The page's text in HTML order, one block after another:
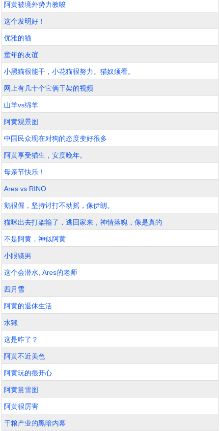
阿黄被境外势力教唆
这个发明好！
优雅的猫
童年的友谊
小黑猫很能干，小花猫很努力。猫奴须看。
网上有几十个它俩干架的视频
山羊vs绵羊
阿黄观景图
中国民众现在对狗的态度变好很多
阿黄享受猫生，安度晚年。
母亲节快乐！
Ares vs RINO
鹅很倔，坚持讨打不动摇，像伊朗。
猫咪出去打架输了，逃回家来，神情落魄，像是真的
不是阿黄，神似阿黄
小眼镜男
这个会潜水, Ares的老师
四月雪
阿黄的退休生活
水獭
这是咋了？
阿黄不近美色
阿黄玩的很开心
阿黄赏雪图
阿黄很厉害
干粮产业的黑暗内幕